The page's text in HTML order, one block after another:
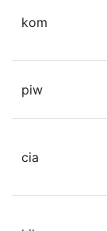
kom
piw
cia